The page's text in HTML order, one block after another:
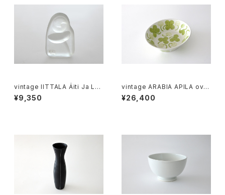
vintage IITTALA Äiti Ja Lap
si glass figure / ヴィンテー
ジ イッタラ ガラスの置物
¥9,350
vintage ARABIA APILA ovai
bowl / ヴィンテージ アラビア
アピラ オーバルボウル
¥26,400